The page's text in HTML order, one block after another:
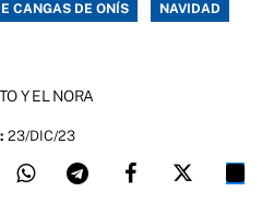
CANGAS DE ONÍS NAVIDAD
Y EL NORA
23/DIC/23